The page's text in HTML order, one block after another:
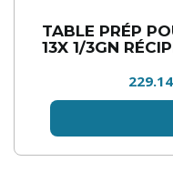
TABLE PRÉP
13X 1/3GN